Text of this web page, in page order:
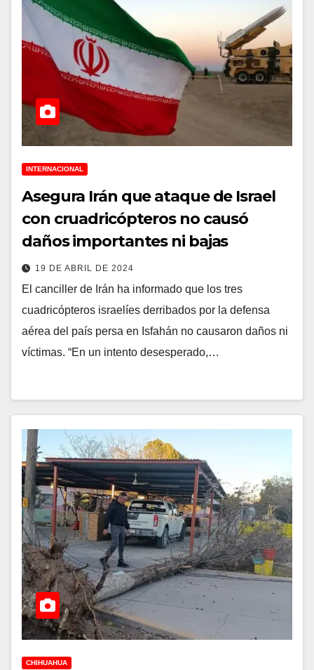
INTERNACIONAL
Asegura Irán que ataque de Israel
con cruadricópteros no causó
daños importantes ni bajas
19 DE ABRIL DE 2024
El canciller de Irán ha informado que los tres
cuadricópteros israelíes derribados por la defensa
aérea del país persa en Isfahán no causaron daños ni
víctimas. “En un intento desesperado,…
CHIHUAHUA